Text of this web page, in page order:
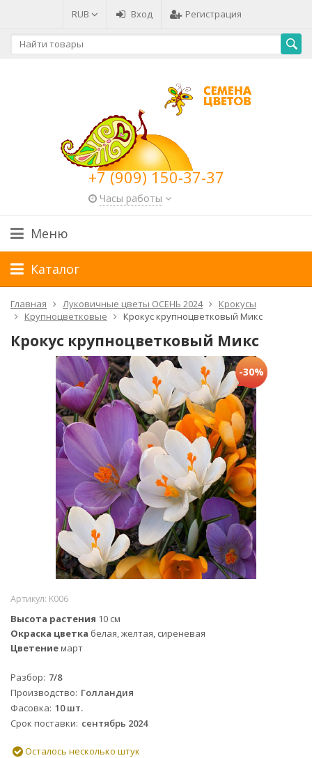
RUB Вход Регистрация
+7 (909) 150-37-37
Часы работы
Меню
Каталог
Главная Луковичные цветы ОСЕНЬ 2024
Крокусы
Крупноцветковые
Крокус крупноцветковый Микс
Крокус крупноцветковый Микс
-30%
Артикул: K006
Высота растения 10 см
Окраска цветка белая, желтая, сиреневая
Цветениемарт
Разбор 7/8
Производство Голландия
Фасовка 10 шт.
Срок поставки сентябрь 2024
Осталось несколько штук